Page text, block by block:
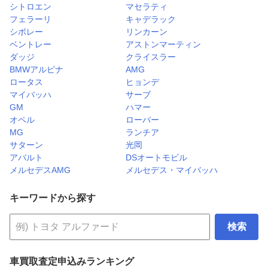
シトロエン
マセラティ
フェラーリ
キャデラック
シボレー
リンカーン
ベントレー
アストンマーティン
ダッジ
クライスラー
BMWアルピナ
AMG
ロータス
ヒョンデ
マイバッハ
サーブ
GM
ハマー
オペル
ローバー
MG
ランチア
サターン
光岡
アバルト
DSオートモビル
メルセデスAMG
メルセデス・マイバッハ
キーワードから探す
検索
車買取査定申込みランキング